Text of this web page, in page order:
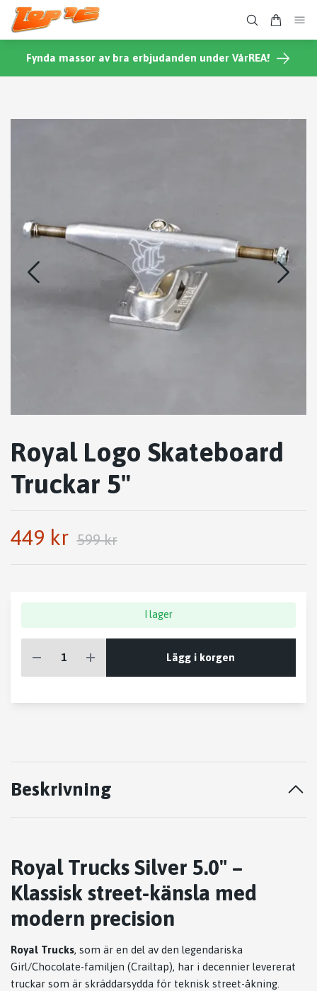
Fynda massor av bra erbjudanden under VårREA!
Royal Logo Skateboard
Truckar 5"
449 kr 599 kr
I lager
Lägg i korgen
Beskrivning
Royal Trucks Silver 5.0" –
Klassisk street-känsla med
modern precision
Royal Trucks, som är en del av den legendariska
Girl/Chocolate-familjen (Crailtap), har i decennier levererat
truckar som är skräddarsydda för teknisk street-åkning.